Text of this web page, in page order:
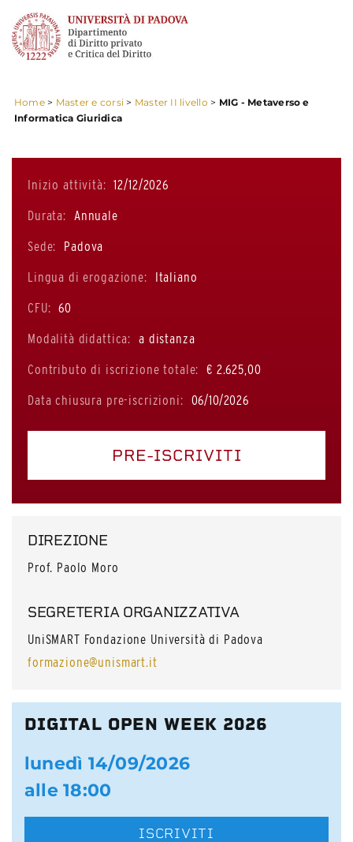
Home> Master e corsi > Master II livello > MIG - Metaverso e
Informatica Giuridica
Inizio attività: 12/12/2026
Durata: Annuale
Sede: Padova
Lingua di erogazione: Italiano
CFU: 60
Modalità didattica: a distanza
Contributo di iscrizione totale: € 2.625,00
Data chiusura pre-iscrizioni: 06/10/2026
PRE-ISCRIVITI
DIREZIONE
Prof. Paolo Moro
SEGRETERIA ORGANIZZATIVA
UniSMART Fondazione Università di Padova
formazione@unismart.it
DIGITAL OPEN WEEK 2026
lunedì 14/09/2026
alle 18:00
ISCRIVITI